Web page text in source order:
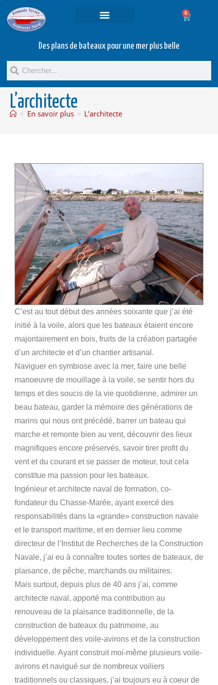
0
Des plans de bateaux pour une mer plus belle
L’architecte
> En savoir plus > L’architecte
C’est au tout début des années soixante que j’ai été
initié à la voile, alors que les bateaux étaient encore
majoritairement en bois, fruits de la création partagée
d’un architecte et d’un chantier artisanal.
Naviguer en symbiose avec la mer, faire une belle
manoeuvre de mouillage à la voile, se sentir hors du
temps et des soucis de la vie quotidienne, admirer un
beau bateau, garder la mémoire des générations de
marins qui nous ont précédé, barrer un bateau qui
marche et remonte bien au vent, découvrir des lieux
magnifiques encore préservés, savoir tirer profit du
vent et du courant et se passer de moteur, tout cela
constitue ma passion pour les bateaux.
Ingénieur et architecte naval de formation, co-
fondateur du Chasse-Marée, ayant exercé des
responsabilités dans la «grande» construction navale
et le transport maritime, et en dernier lieu comme
directeur de l’Institut de Recherches de la Construction
Navale, j’ai eu à connaître toutes sortes de bateaux, de
plaisance, de pêche, marchands ou militaires.
Mais surtout, depuis plus de 40 ans j’ai, comme
architecte naval, apporté ma contribution au
renouveau de la plaisance traditionnelle, de la
construction de bateaux du patrimoine, au
développement des voile-avirons et de la construction
individuelle. Ayant construit moi-même plusieurs voile-
avirons et navigué sur de nombreux voiliers
traditionnels ou classiques, j’ai toujours eu à coeur de